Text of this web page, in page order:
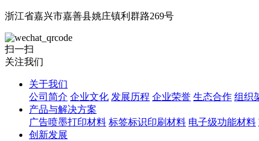
浙江省嘉兴市嘉善县姚庄镇利群路269号
扫一扫
关注我们
关于我们
公司简介 企业文化 发展历程 企业荣誉 生态合作 组织
产品与解决方案
广告喷墨打印材料 标签标识印刷材料 电子级功能材料
创新发展